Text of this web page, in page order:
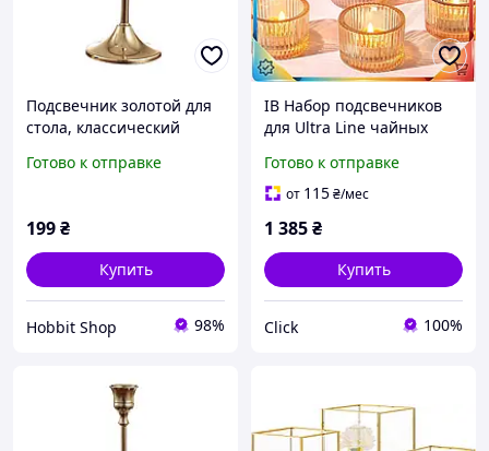
Подсвечник золотой для
стола, классический
праздничного декора, 18
Готово к отправке
199₴
Купить
Hobbit Shop 98%
ІВ Набор подсвечников
для Ultra Line чайных
золотые стеклянные
подсвечники для д
Готово к отправке
от 115₴/мес
1 385₴
Купить
Click 100%